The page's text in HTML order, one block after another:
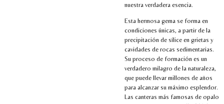
nuestra verdadera esencia.
Esta hermosa gema se forma en
condiciones únicas, a partir de la
precipitación de sílice en grietas y
cavidades de rocas sedimentarias.
Su proceso de formación es un
verdadero milagro de la naturaleza,
que puede llevar millones de años
para alcanzar su máximo esplendor.
Las canteras más famosas de opalo